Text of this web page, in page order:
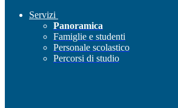
Servizi
Panoramica
Famiglie e studenti
Personale scolastico
Percorsi di studio